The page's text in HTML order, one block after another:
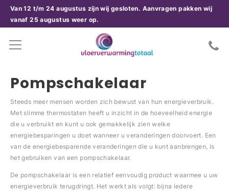
Van 12 t/m 24 augustus zijn wij gesloten. Aanvragen pakken wij
vanaf 25 augustus weer op.
Pompschakelaar
Steeds meer mensen worden zich bewust van hun energieverbruik.
Met slimme thermostaten heeft u inzicht in de hoeveelheid energie
die u verbruikt en kunt u ook gemakkelijk zien welke
energiebesparingen u doet wanneer u veranderingen doorvoert. Een
van de energiebesparende veranderingen die u kunt aanbrengen, is
het gebruiken van een pompschakelaar.
De pompschakelaar is een relatief eenvoudig product waarmee u uw
energieverbruik terugdringt. Het werkt als volgt: bijna iedere